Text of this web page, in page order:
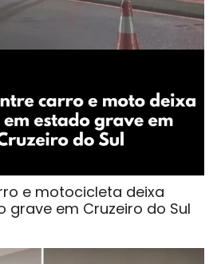
e motocicleta deixa
grave em Cruzeiro do Sul